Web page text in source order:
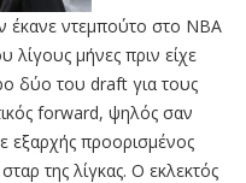
έκανε ντεμπούτο στο ΝΒΑ
λίγους μήνες πριν είχε
δύο του draft για τους
forward, ψηλός σαν
εξαρχής προορισμένος
της λίγκας. Ο εκλεκτός